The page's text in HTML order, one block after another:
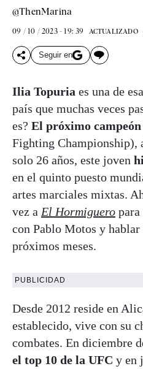
@ThenMarina
09 / 10 / 2023 - 19: 39 ACTUALIZADO
Seguir en
Ilia Topuria es una de
país que muchas veces
es? El próximo
Fighting Championship),
solo 26 años, este joven
en el quinto puesto
artes marciales mixtas.
vez a El Hormiguero
con Pablo Motos y hablar
próximos meses.
PUBLICIDAD
Desde 2012 reside en
establecido, vive con su
combates. En diciembre
el top 10 de la UFC y en